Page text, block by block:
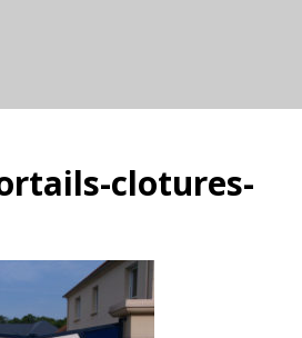
clotures-